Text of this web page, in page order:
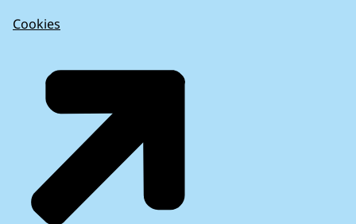
Cookies